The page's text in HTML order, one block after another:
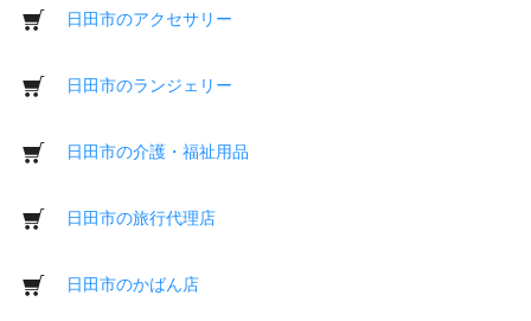
日田市のアクセサリー
日田市のランジェリー
日田市の介護・福祉用品
日田市の旅行代理店
日田市のかばん店